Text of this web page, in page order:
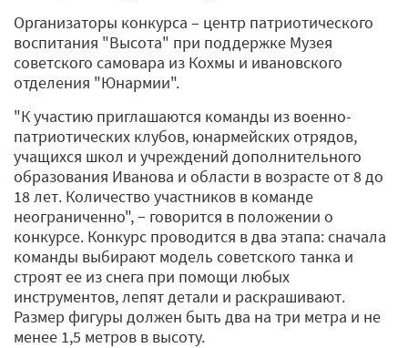
Организаторы конкурса – центр патриотического
воспитания "Высота" при поддержке Музея
советского самовара из Кохмы и ивановского
отделения "Юнармии".
"К участию приглашаются команды из военно-
патриотических клубов, юнармейских отрядов,
учащихся школ и учреждений дополнительного
образования Иванова и области в возрасте от 8 до
18 лет. Количество участников в команде
неограниченно", − говорится в положении о
конкурсе. Конкурс проводится в два этапа: сначала
команды выбирают модель советского танка и
строят ее из снега при помощи любых
инструментов, лепят детали и раскрашивают.
Размер фигуры должен быть два на три метра и не
менее 1,5 метров в высоту.